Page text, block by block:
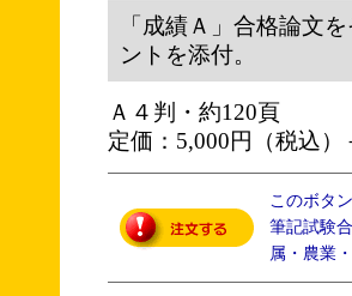
「成績Ａ」合格論文
ントを添付。
Ａ４判・約120頁
定価：5,000円（税込）
このボタ
筆記試験
属・農業